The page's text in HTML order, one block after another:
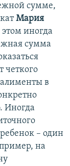
сумме,
Мария
иногда
сумма
четкого
в
Иногда
– один
на